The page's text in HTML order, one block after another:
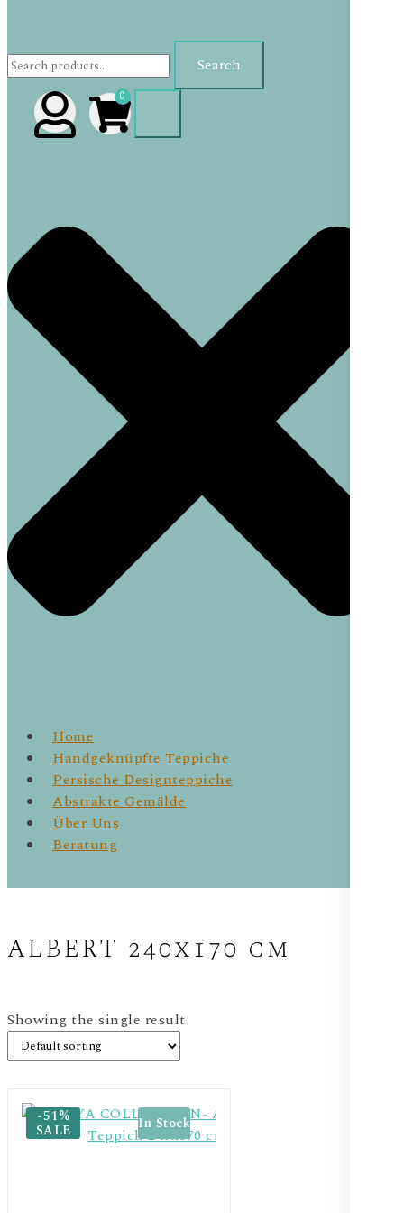
Search
for:
Search
0
Home
Handgeknüpfte Teppiche
Persische Designteppiche
Abstrakte Gemälde
Über Uns
Beratung
ALBERT 240x170 cm
Showing the single result
-51%
SALE In Stock